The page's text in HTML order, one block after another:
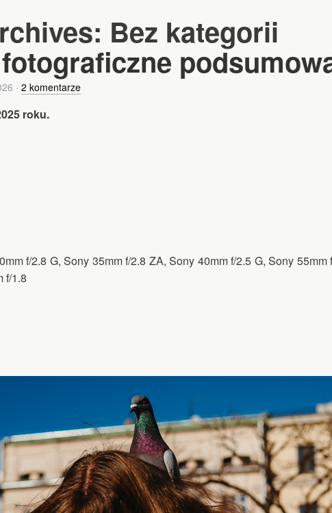
Bez kategorii
· 2 komentarze
roku.
f/2.8 G, Sony 35mm f/2.8 ZA, Sony 40mm f/2.5 G, Sony
f/1.8